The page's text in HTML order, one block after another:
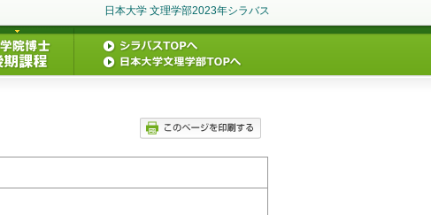
日本大学 文理学部2023年シラバス